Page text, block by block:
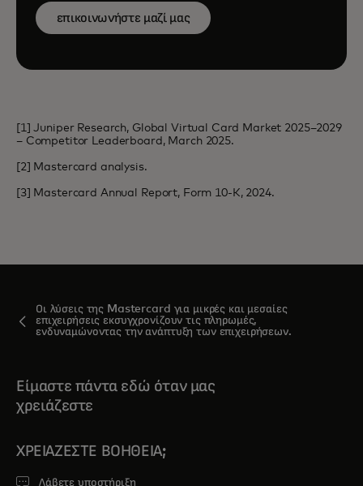
επικοινωνήστε μαζί μας
[1] Juniper Research, Global Virtual Card Market 2025–2029
– Competitor Leaderboard, March 2025.
[2] Mastercard analysis.
[3] Mastercard Annual Report, Form 10-K, 2024.
Οι λύσεις της Mastercard για μικρές και μεσαίες
επιχειρήσεις εκσυγχρονίζουν τις πληρωμές,
ενδυναμώνοντας την ανάπτυξη των επιχειρήσεων.
Είμαστε πάντα εδώ όταν μας
χρειάζεστε
ΧΡΕΙΆΖΕΣΤΕ ΒΟΉΘΕΙΑ;
Λάβετε υποστήριξη